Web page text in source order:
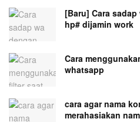
[Baru] Cara
hp# dijamin work
Cara
whatsapp
cara agar nama
merahasiakan